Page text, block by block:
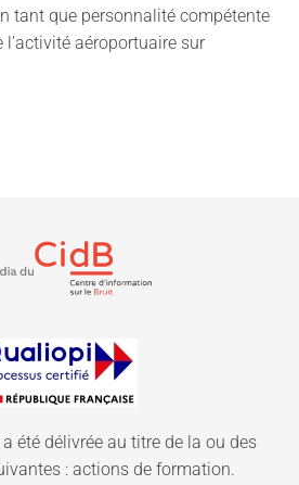
tant que personnalité compétente
l’activité aéroportuaire sur
été délivrée au titre de la ou des
: actions de formation.